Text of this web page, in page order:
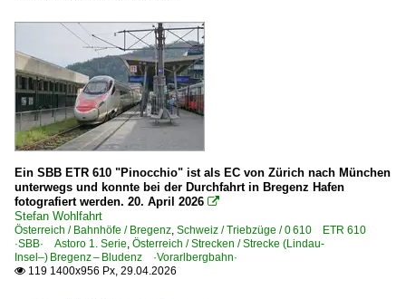
E-Loks | konventionell
6 103 BR 103.1
6 110 BR 110.3 E 10 'Bügelfalte'
Elektrotriebzüge | 93 8x | ICE - IC
ICE 4 BR 412 · x 412 · x 812
ICE T BR 411 · 5 411
Grenzverkehr
Deutschland <-> Österreich
2023
2024
2025
2026
Ein SBB ETR 610 "Pinocchio" ist als EC von Zürich nach München
unterwegs und konnte bei der Durchfahrt in Bregenz Hafen
fotografiert werden. 20. April 2026 
Stefan Wohlfahrt
Österreich / Bahnhöfe / Bregenz, Schweiz / Triebzüge / 0 610 ETR 610
·SBB· Astoro 1. Serie, Österreich / Strecken / Strecke (Lindau-
Insel–) Bregenz – Bludenz ·Vorarlbergbahn·
 119 1400x956 Px, 29.04.2026